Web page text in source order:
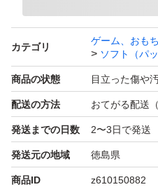
カテゴリ
ゲーム、おも
ソフト（パ
商品の状態 目立った傷や
配送の方法 おてがる配送
発送までの日数 2〜3日で発送
発送元の地域 徳島県
商品ID z610150882